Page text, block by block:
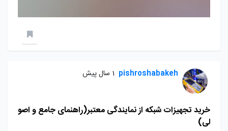
pishroshabakeh 1 سال پیش
خرید تجهیزات شبکه از نمایندگی معتبر(راهنمای جامع و اصو
لی)